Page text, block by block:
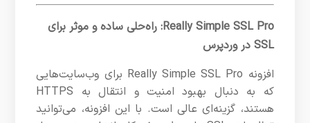
Really Simple SSL Pro: راه‌حلی ساده و موثر برای
SSL در وردپرس
افزونه Really Simple SSL Pro برای وب‌سایت‌هایی
که به دنبال بهبود امنیت و انتقال به HTTPS
هستند، گزینه‌ای عالی است. با این افزونه، می‌توانید